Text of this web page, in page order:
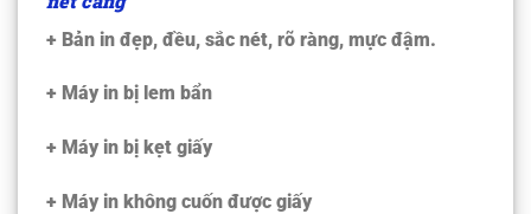
+ Bản in đẹp, đều, sắc nét, rõ ràng, mực đậm.
+ Máy in bị lem bẩn
+ Máy in bị kẹt giấy
+ Máy in không cuốn được giấy